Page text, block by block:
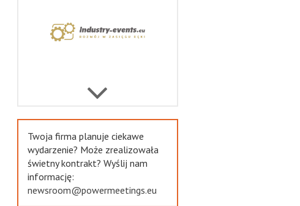
Twoja firma planuje ciekawe
wydarzenie? Może zrealizowała
świetny kontrakt? Wyślij nam
informację:
newsroom@powermeetings.eu